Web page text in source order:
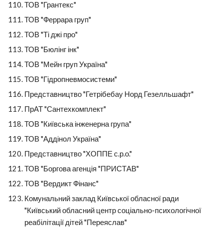
ТОВ "Грантекс"
ТОВ "Феррара груп"
ТОВ "Ті джі про"
ТОВ "Бюлінг інк"
ТОВ "Мейн груп Україна"
ТОВ "Гідропневмосистеми"
Представництво "Гетрібебау Норд Гезелльшафт"
ПрАТ "Сантехкомплект"
ТОВ "Київська інженерна група"
ТОВ "Аддінол Україна"
Представництво "ХОППЕ с.р.о."
ТОВ "Боргова агенція "ПРИСТАВ"
ТОВ "Вердикт Фінанс"
Комунальний заклад Київської обласної ради
"Київський обласний центр соціально-психологічної
реабілітації дітей "Переяслав"